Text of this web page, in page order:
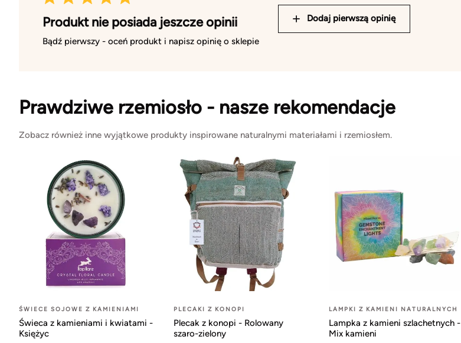
Produkt nie posiada jeszcze opinii
Bądź pierwszy - oceń produkt i napisz opinię o sklepie
Dodaj pierwszą opinię
Prawdziwe rzemiosło - nasze rekomendacje
Zobacz również inne wyjątkowe produkty inspirowane naturalnymi materiałami i rzemiosłem.
ŚWIECE SOJOWE Z KAMIENIAMI
Świeca z kamieniami i kwiatami -
Księżyc
PLECAKI Z KONOPI
Plecak z konopi - Rolowany
szaro-zielony
LAMPKI Z KAMIENI NATURALNYCH
Lampka z kamieni szlachetnych -
Mix kamieni